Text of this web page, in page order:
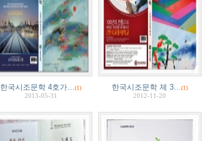
한국시조문학 4호가…(1)
2013-05-31
한국시조문학 제 3…(1)
2012-11-20